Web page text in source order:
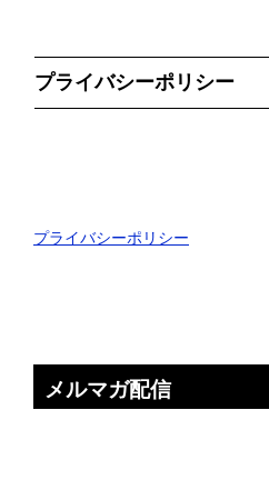
プライバシーポリシー
プライバシーポリシー
メルマガ配信